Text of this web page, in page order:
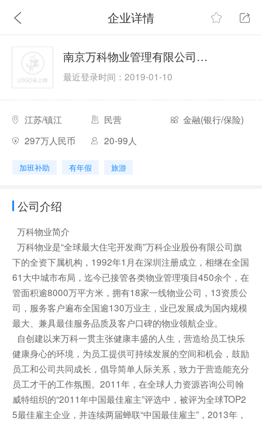
企业详情
南京万科物业管理有限公司镇江分公司
最近登录时间：2019-01-10
江苏/镇江 民营
金融(银行/保险)
297万人民币
20-99人
加班补助 有年假 旅游
公司介绍
万科物业简介
万科物业是“全球最大住宅开发商”万科企业股份有限公司旗
下的全资下属机构，1992年1月在深圳注册成立，相继在全国
61大中城市布局，迄今已接管各类物业管理项目450余个，在
管面积逾8000万平方米，拥有18家一线物业公司，13资质公
司，服务客户遍布全国逾130万业主，业已发展成为国内规模
最大、兼具最佳服务品质及客户口碑的物业领航企业。
自创建以来万科一贯主张健康丰盛的人生，营造给员工快乐
健康身心的环境，为员工提供可持续发展的空间和机会，鼓励
员工和公司共同成长，倡导简单人际关系，致力于营造能充分
员工才干的工作氛围。2011年，在全球人力资源咨询公司翰
威特组织的“2011年中国最佳雇主”评选中，被评为全球TOP2
5最佳雇主企业，并连续两届蝉联“中国最佳雇主”，2013年，